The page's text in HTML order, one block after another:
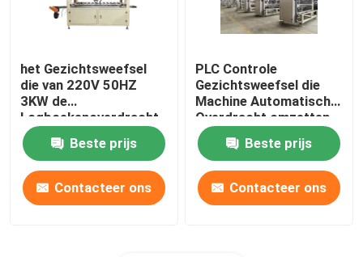
het Gezichtsweefsel
die van 220V 50HZ
3KW de
Logboekenoverdracht
omzetten van het
Machinepapieren
zakdoekje 12
Logboeken
Beste prijs
Contacteer ons
PLC Controle
Gezichtsweefsel die
Machine Automatische
Overdracht omzetten
14 Logboeken/Min
Beste prijs
Contacteer ons